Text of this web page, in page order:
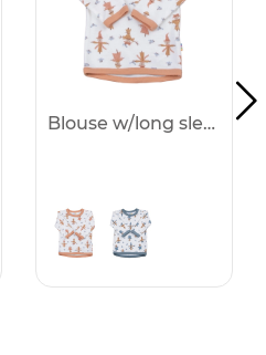
Blouse w/long sleeves -40%